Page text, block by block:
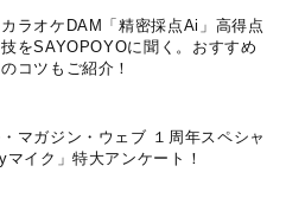
カラオケDAM「精密採点Ai」高得点
をSAYOPOYOに聞く。おすすめ
コツもご紹介！
マガジン・ウェブ １周年スペシャ
マイク」特大アンケート！